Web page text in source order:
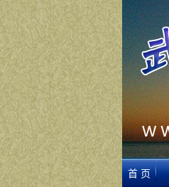
首 页